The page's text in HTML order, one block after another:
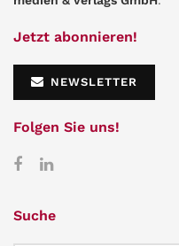
Jetzt abonnieren!
NEWSLETTER
Folgen Sie uns!
Suche